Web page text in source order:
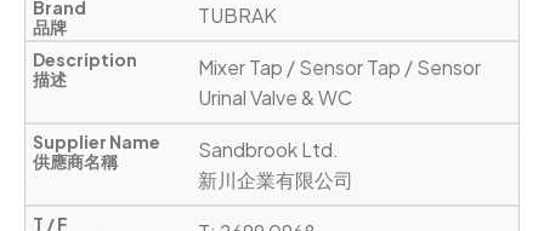
TUBRAK
Mixer Tap / Sensor Tap / Sensor
Urinal Valve & WC
Sandbrook Ltd.
新川企業有限公司